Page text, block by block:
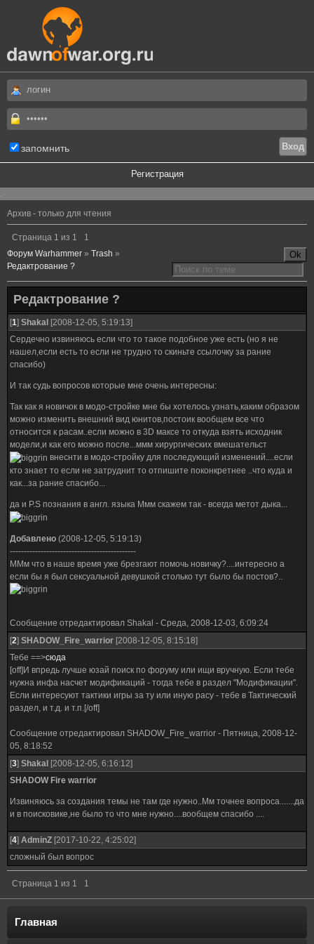
запомнить
Регистрация
.
Архив - только для чтения
Страница 1 из 1
1
Форум Warhammer » Trash »
Редактрование ?
Редактрование ?
[1] Shakal [2008-12-05, 5:19:13]
Сердечно извиняюсь если что то такое подобное уже есть (но я не
нашел,если есть то если не трудно то скиньте ссылочку за рание
спасибо)
И так судь вопросов которые мне очень интересны:
Так как я новичок в модо-стройке мне бы хотелось узнать,каким образом
можно изменить внешний вид юнитов,постоик вообщем все что
относится к расам..если можно в 3D максе то откуда взять исходник
модели,и как его можно после...ммм хирургических вмешательст
внеснти в модо-стройку для последующий изменений....если
кто знает то если не затруднит то отпишите поконкретнее ..что куда и
как...за рание спасибо...
да и P.S познания в англ. языка Ммм скажем так - всегда метот дыка...
Добавлено (2008-12-05, 5:19:13)
---------------------------------------------
ММм что в наше время уже брезгают помочь новичку?....интересно а
если бы я был сексуальной девушкой столько тут было бы постов?..
Сообщение отредактировал Shakal - Среда, 2008-12-03, 6:09:24
[2] SHADOW_Fire_warrior [2008-12-05, 8:15:18]
Тебе ==>сюда
[off]И впредь лучше юзай поиск по форуму или ищи вручную. Если тебе
нужна инфа насчет модификаций - тогда тебе в раздел "Модификации".
Если интересуют тактики игры за ту или иную расу - тебе в Тактический
раздел, и т.д. и т.п.[/off]
Сообщение отредактировал SHADOW_Fire_warrior - Пятница, 2008-12-
05, 8:18:52
[3] Shakal [2008-12-05, 6:16:12]
SHADOW Fire warrior
Извиняюсь за создания темы не там где нужно..Мм точнее вопроса.......да
и в поисковике,не было то что мне нужно....вообщем спасибо ....
[4] AdminZ [2017-10-22, 4:25:02]
сложный был вопрос
Страница 1 из 1 1
Главная